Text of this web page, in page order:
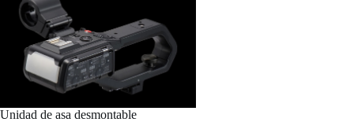
Unidad de asa desmontable